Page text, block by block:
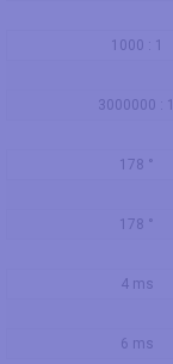
1000 : 1
3000000 : 1
178 °
178 °
4 ms
6 ms